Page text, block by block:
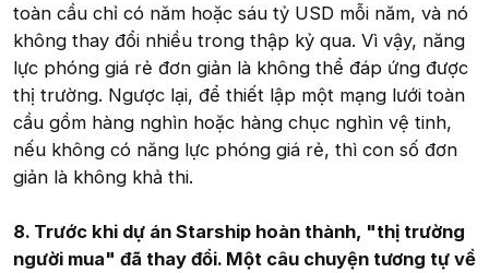
toàn cầu chỉ có năm hoặc sáu tỷ USD mỗi năm, và nó
không thay đổi nhiều trong thập kỷ qua. Vì vậy, năng
lực phóng giá rẻ đơn giản là không thể đáp ứng được
thị trường. Ngược lại, để thiết lập một mạng lưới toàn
cầu gồm hàng nghìn hoặc hàng chục nghìn vệ tinh,
nếu không có năng lực phóng giá rẻ, thì con số đơn
giản là không khả thi.
8. Trước khi dự án Starship hoàn thành, "thị trường
người mua" đã thay đổi. Một câu chuyện tương tự về